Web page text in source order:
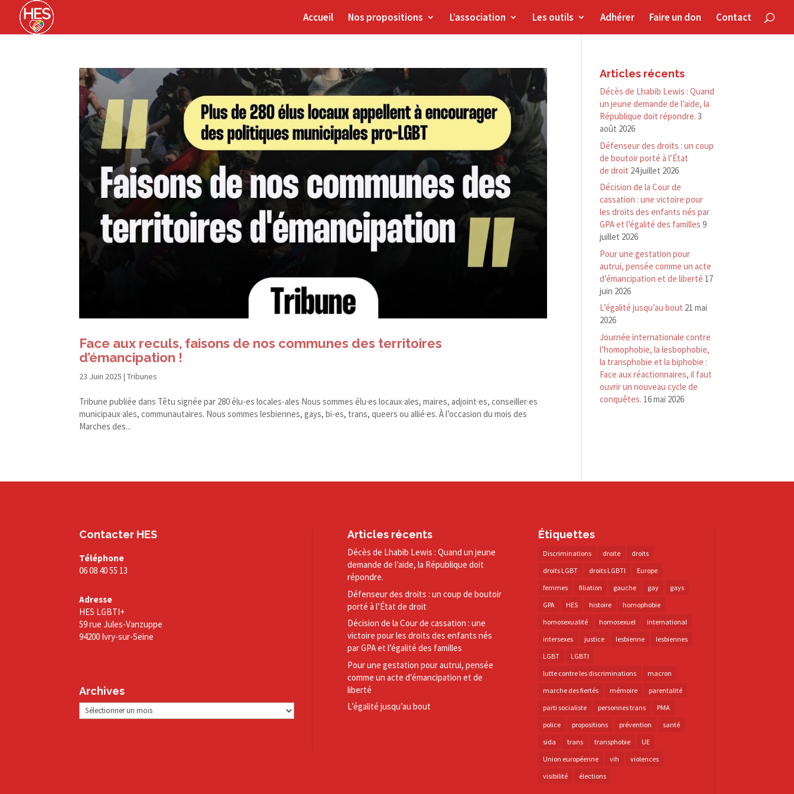
Accueil Nos propositions L’association Les outils Adhérer Faire un don Contact
Face aux reculs, faisons de nos communes des territoires
d’émancipation !
23 Juin 2025 |Tribunes
Tribune publiée dans Têtu signée par 280 élu-​es locales-ales Nous sommes élu·es locaux·ales, maires, adjoint·es, conseiller·es
municipaux·ales, communautaires. Nous sommes lesbiennes, gays, bi-​es, trans, queers ou allié·es. À l’occasion du mois des
Marches des...
Articles récents
Décès de Lhabib Lewis : Quand
un jeune demande de l’aide, la
République doit répondre. 3
août 2026
Défenseur des droits : un coup
de boutoir porté à l’État
de droit 24 juillet 2026
Décision de la Cour de
cassation : une victoire pour
les droits des enfants nés par
GPA et l’égalité des familles 9
juillet 2026
Pour une gestation pour
autrui, pensée comme un acte
d’émancipation et de liberté 17
juin 2026
L’égalité jusqu’au bout 21 mai
2026
Journée internationale contre
l’homophobie, la lesbophobie,
la transphobie et la biphobie :
Face aux réactionnaires, il faut
ouvrir un nouveau cycle de
conquêtes. 16 mai 2026
Contacter HES
Téléphone
06 08 40 55 13
Adresse
HES LGBTI+
59 rue Jules-Vanzuppe
94200 Ivry-sur-Seine
Archives
Archives
Articles récents
Décès de Lhabib Lewis : Quand un jeune
demande de l’aide, la République doit
répondre.
Défenseur des droits : un coup de boutoir
porté à l’État de droit
Décision de la Cour de cassation : une
victoire pour les droits des enfants nés
par GPA et l’égalité des familles
Pour une gestation pour autrui, pensée
comme un acte d’émancipation et de
liberté
L’égalité jusqu’au bout
Étiquettes
Discriminations droite
droits
droits LGBT
droits LGBTI
Europe
femmes
filiation gauche gay
gays
GPA
HES histoire
homophobie
homosexualité
homosexuel
international
intersexes
justice lesbienne
lesbiennes
LGBT
LGBTI
lutte contre les discriminations
macron
marche des fiertés
mémoire
parentalité
parti socialiste
personnes trans
PMA
police
propositions prévention
santé
sida
trans transphobie
UE
Union européenne
vih
violences
visibilité
élections